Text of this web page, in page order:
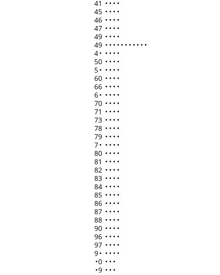
41 • • • •
45 • • • •
46 • • • •
47 • • • •
49 • • • •
49 • • • • • • • • • • •
4• • • • •
50 • • • •
5• • • • •
60 • • • •
66 • • • •
6• • • • •
70 • • • •
71 • • • •
73 • • • •
78 • • • •
79 • • • •
7• • • • •
80 • • • •
81 • • • •
82 • • • •
83 • • • •
84 • • • •
85 • • • •
86 • • • •
87 • • • •
88 • • • •
90 • • • •
96 • • • •
97 • • • •
9• • • • •
•0 • • •
•9 • • •